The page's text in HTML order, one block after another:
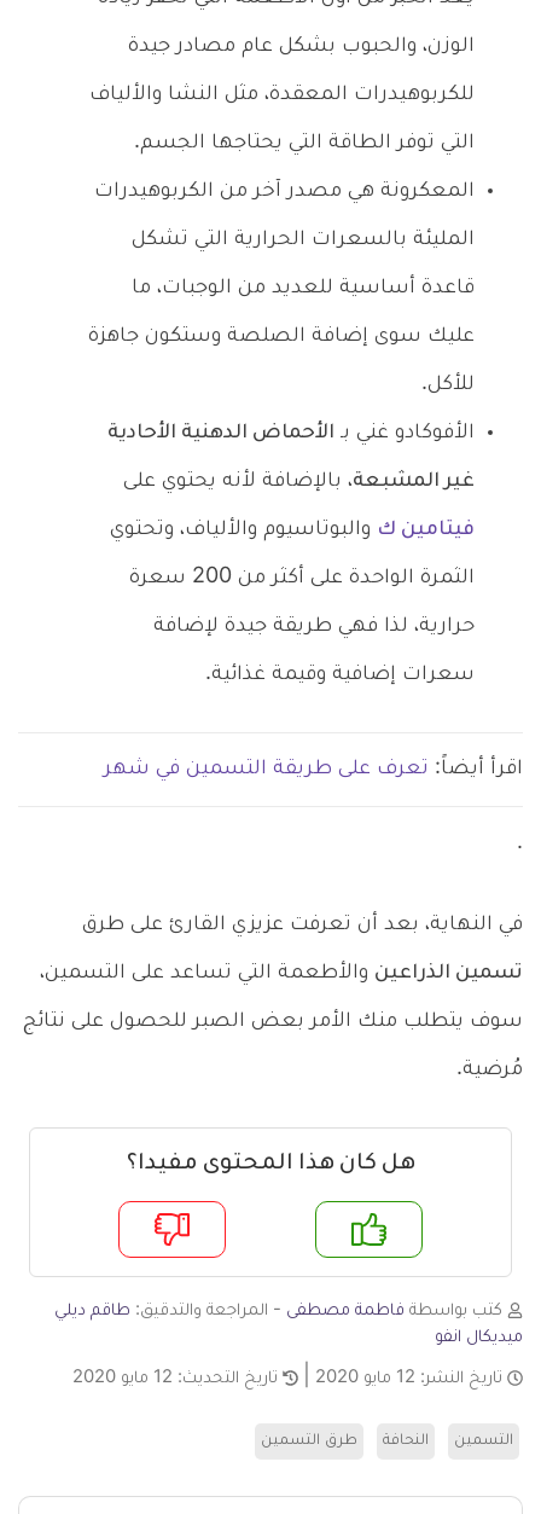
الوزن، والحبوب بشكل عام مصادر جيدة
للكربوهيدرات المعقدة، مثل النشا والألياف
التي توفر الطاقة التي يحتاجها الجسم.
المعكرونة هي مصدر آخر من الكربوهيدرات
المليئة بالسعرات الحرارية التي تشكل
قاعدة أساسية للعديد من الوجبات، ما
عليك سوى إضافة الصلصة وستكون جاهزة
للأكل.
الأفوكادو غني بـ الأحماض الدهنية الأحادية
غير المشبعة، بالإضافة لأنه يحتوي على
فيتامين ك والبوتاسيوم والألياف، وتحتوي
الثمرة الواحدة على أكثر من 200 سعرة
حرارية، لذا فهي طريقة جيدة لإضافة
سعرات إضافية وقيمة غذائية.
اقرأ أيضاً: تعرف على طريقة التسمين في شهر
.
في النهاية، بعد أن تعرفت عزيزي القارئ على طرق
تسمين الذراعين والأطعمة التي تساعد على التسمين،
سوف يتطلب منك الأمر بعض الصبر للحصول على نتائج
مُرضية.
هل كان هذا المحتوى مفيدا؟
لا
كتب بواسطة فاطمة مصطفى - المراجعة والتدقيق: طاقم ديلي
ميديكال انفو
تاريخ النشر: 12 مايو 2020 تاريخ التحديث: 12 مايو 2020
التسمين النحافة طرق التسمين